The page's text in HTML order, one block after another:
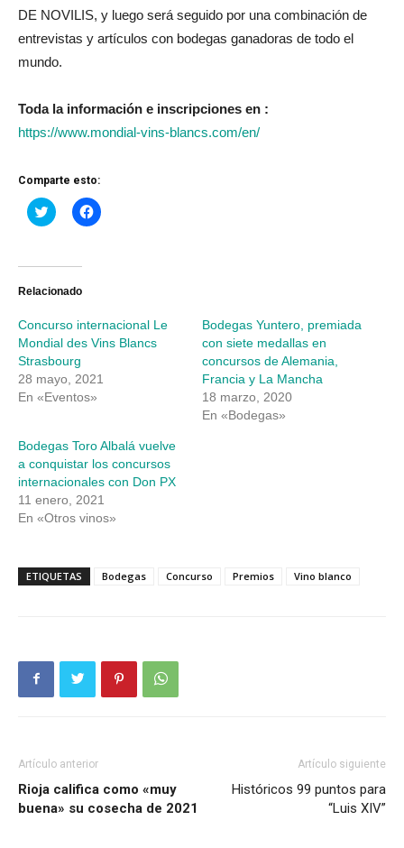
DE NOVILIS, y luego será seguido por una combinación de
entrevistas y artículos con bodegas ganadoras de todo el
mundo.
Toda la información e inscripciones en :
https://www.mondial-vins-blancs.com/en/
Comparte esto:
Haz
clic
Twitter
abre
ventana
nueva)
Haz
clic
ventana
nueva)
Relacionado
Concurso internacional Le
Mondial des Vins Blancs
Strasbourg
28 mayo, 2021
En «Eventos»
Bodegas Yuntero, premiada
con siete medallas en
concursos de Alemania,
Francia y La Mancha
18 marzo, 2020
En «Bodegas»
Bodegas Toro Albalá vuelve
a conquistar los concursos
internacionales con Don PX
11 enero, 2021
En «Otros vinos»
ETIQUETAS Bodegas Concurso Premios Vino blanco
Artículo anterior
Rioja califica como «muy
buena» su cosecha de 2021
Artículo siguiente
Históricos 99 puntos para
“Luis XIV”